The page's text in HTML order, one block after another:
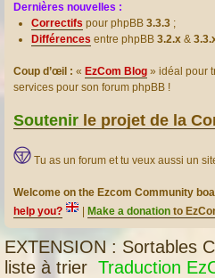
Dernières nouvelles :
Correctifs pour phpBB 3.3.3 ;
Différences entre phpBB 3.2.x &
Coup d’œil : « EzCom Blog » idéal pour
services pour son forum phpBB !
Soutenir le projet de la
Tu as un forum et tu veux aussi un
Welcome on the Ezcom Community
help you?
Make a donation to
EXTENSION : Sortables
liste à trier Traduction